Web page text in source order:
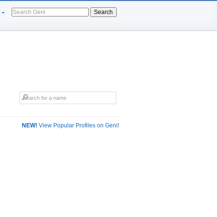
Search
NEW! View Popular Profiles on Geni!